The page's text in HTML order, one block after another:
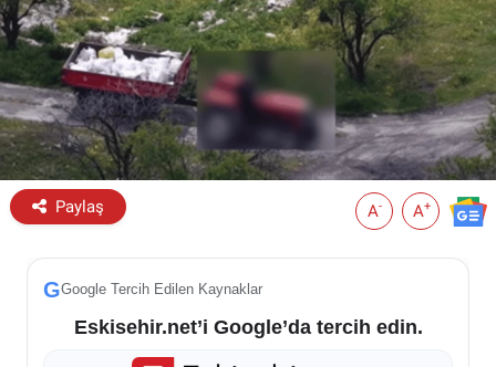
Paylaş A- A+
GGoogle Tercih Edilen Kaynaklar
Eskisehir.net’i Google’da tercih edin.
Eskişehir Haber İçerikleri
Eskişehir Hava Durumu
Eskişehir Tramvay Saatleri
Eskişehir Otobüs Saatleri